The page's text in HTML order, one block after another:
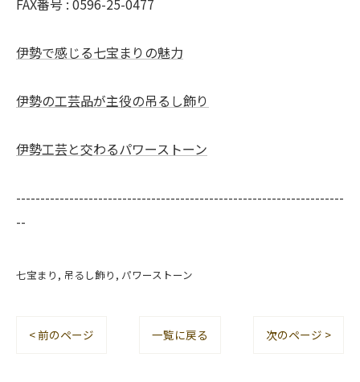
FAX番号 : 0596-25-0477
伊勢で感じる七宝まりの魅力
伊勢の工芸品が主役の吊るし飾り
伊勢工芸と交わるパワーストーン
--------------------------------------------------------------------
--
七宝まり 吊るし飾り パワーストーン
< 前のページ 一覧に戻る 次のページ >